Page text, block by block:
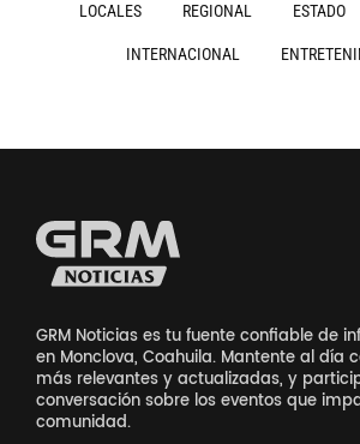
LOCALES REGIONAL ESTADO
INTERNACIONAL
GRM Noticias es tu fuente confiable de
en Monclova, Coahuila. Mantente al día
más relevantes y actualizadas, y
conversación sobre los eventos que
comunidad.